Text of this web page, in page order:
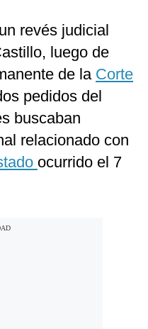
revés judicial
luego de
de la Corte
pedidos del
buscaban
relacionado con
ocurrido el 7